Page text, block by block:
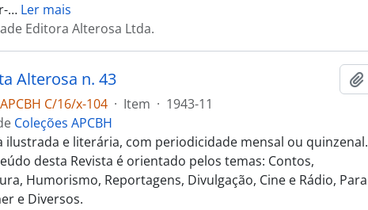
… Ler mais
Editora Alterosa Ltda.
Alterosa n. 43
C/16/x-104 · Item · 1943-11
Coleções APCBH
ilustrada e literária, com periodicidade mensal ou quinzenal.
desta Revista é orientado pelos temas: Contos,
Humorismo, Reportagens, Divulgação, Cine e Rádio, Para
e Diversos.